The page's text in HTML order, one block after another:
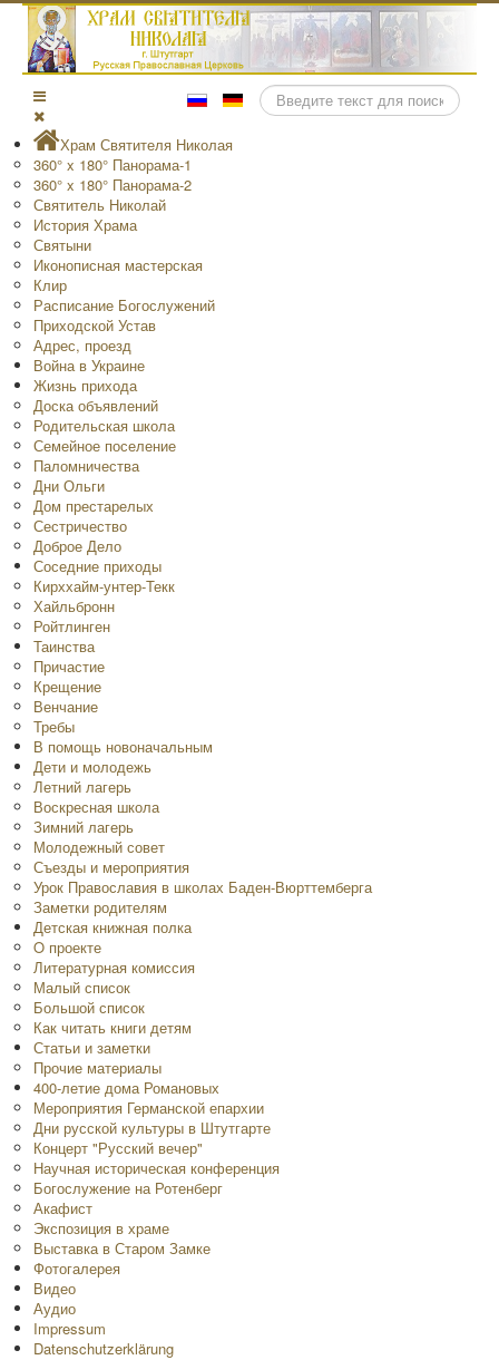
Поиск
Храм Святителя Николая
360° x 180° Панорама-1
360° x 180° Панорама-2
Святитель Николай
История Храма
Святыни
Иконописная мастерская
Клир
Расписание Богослужений
Приходской Устав
Адрес, проезд
Война в Украине
Жизнь прихода
Доска объявлений
Родительская школа
Семейное поселение
Паломничества
Дни Ольги
Дом престарелых
Сестричество
Доброе Дело
Соседние приходы
Кирххайм-унтер-Текк
Хайльбронн
Ройтлинген
Таинства
Причастие
Крещение
Венчание
Требы
В помощь новоначальным
Дети и молодежь
Летний лагерь
Воскресная школа
Зимний лагерь
Молодежный совет
Съезды и мероприятия
Урок Православия в школах Баден-Вюрттемберга
Заметки родителям
Детская книжная полка
O проекте
Литературная комиссия
Малый список
Большой список
Как читать книги детям
Статьи и заметки
Прочие материалы
400-летие дома Романовых
Мероприятия Германской епархии
Дни русской культуры в Штутгарте
Концерт "Русский вечер"
Научная историческая конференция
Богослужение на Ротенберг
Акафист
Экспозиция в храме
Выставка в Старом Замке
Фотогалерея
Видео
Аудио
Impressum
Datenschutzerklärung